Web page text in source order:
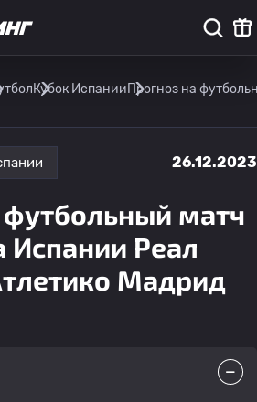
Кубок ИспанииПрогноз на
26.12.2023
футбольный матч
Испании Реал
Мадрид